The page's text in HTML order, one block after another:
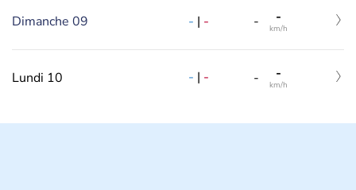
Dimanche 09 - | - - -
km/h
Lundi 10 - | - - -
km/h